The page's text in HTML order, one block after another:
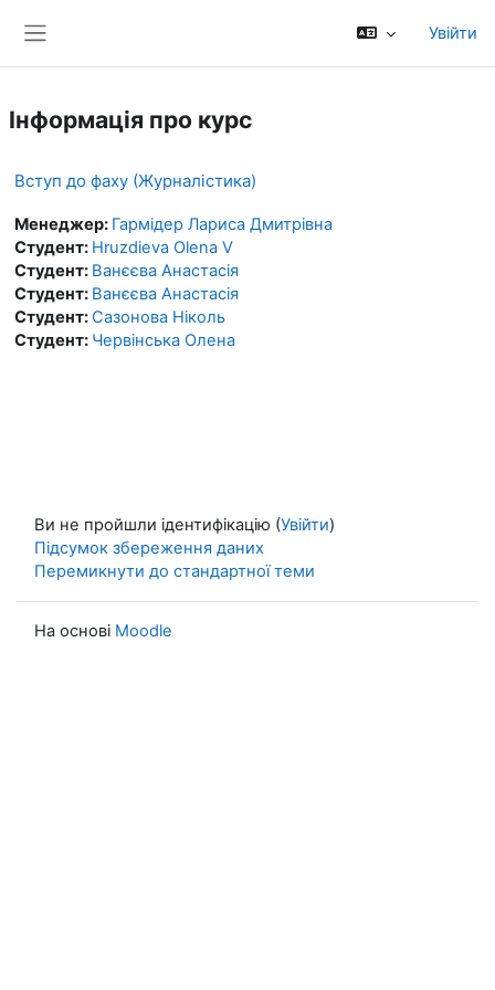
Увійти
Інформація про курс
Вступ до фаху (Журналістика)
Менеджер: Гармідер Лариса Дмитрівна
Студент: Hruzdieva Olena V
Студент: Ванєєва Анастасія
Студент: Ванєєва Анастасія
Студент:Сазонова Ніколь
Студент: Червінська Олена
Ви не пройшли ідентифікацію (Увійти)
Підсумок збереження даних
Перемикнути до стандартної теми
На основі Moodle